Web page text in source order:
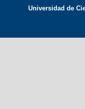
Universidad de